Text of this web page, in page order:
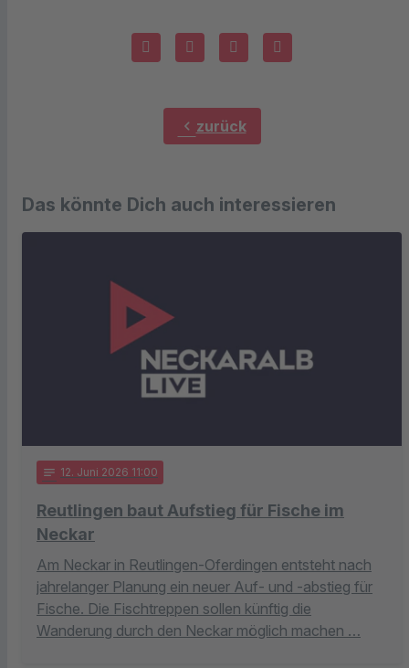
chevron_left zurück
Das könnte Dich auch interessieren
notes 12. Juni 2026 11:00
Reutlingen baut Aufstieg für Fische im
Neckar
Am Neckar in Reutlingen-Oferdingen entsteht nach
jahrelanger Planung ein neuer Auf- und -abstieg für
Fische. Die Fischtreppen sollen künftig die
Wanderung durch den Neckar möglich machen …